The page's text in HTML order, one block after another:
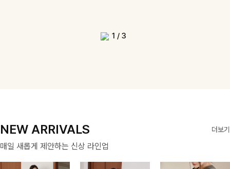
1 / 3
NEW ARRIVALS 더보기
매일 새롭게 제안하는 신상 라인업